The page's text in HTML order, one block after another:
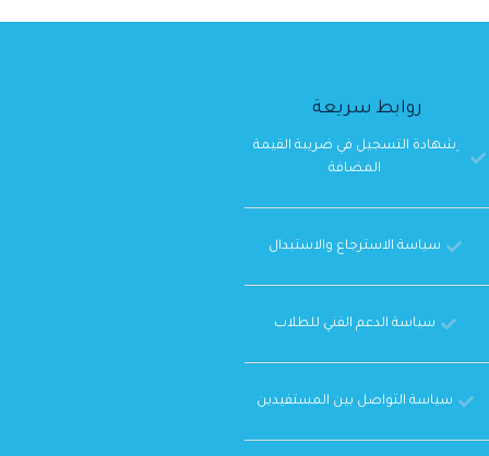
روابط سريعة
ِشهادة التسجيل في ضريبة القيمة
المضافة
سياسة الاسترجاع والاستبدال
سياسة الدعم الفني للطلاب
سياسة التواصل بين المستفيدين